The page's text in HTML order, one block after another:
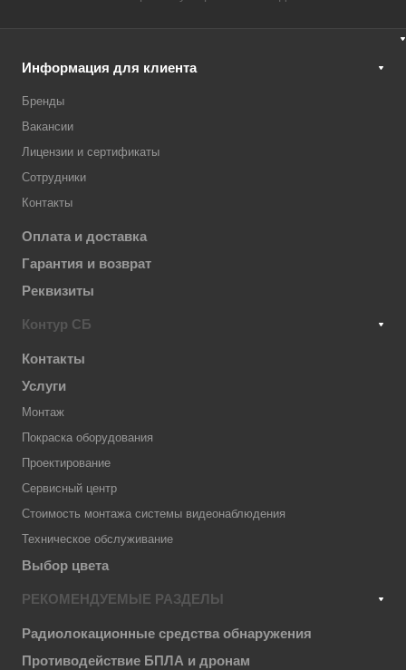
Информация для клиента
Бренды
Вакансии
Лицензии и сертификаты
Сотрудники
Контакты
Оплата и доставка
Гарантия и возврат
Реквизиты
Контур СБ
Контакты
Услуги
Монтаж
Покраска оборудования
Проектирование
Сервисный центр
Стоимость монтажа системы видеонаблюдения
Техническое обслуживание
Выбор цвета
РЕКОМЕНДУЕМЫЕ РАЗДЕЛЫ
Радиолокационные средства обнаружения
Противодействие БПЛА и дронам